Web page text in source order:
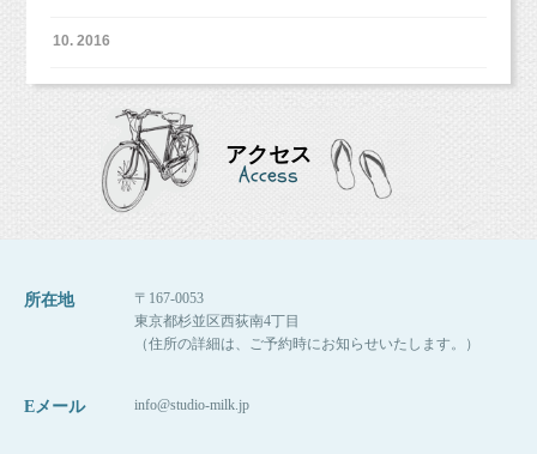
10. 2016
アクセス
Access
所在地
〒167-0053
東京都杉並区西荻南4丁目
（住所の詳細は、ご予約時にお知らせいたします。）
Eメール info@studio-milk.jp